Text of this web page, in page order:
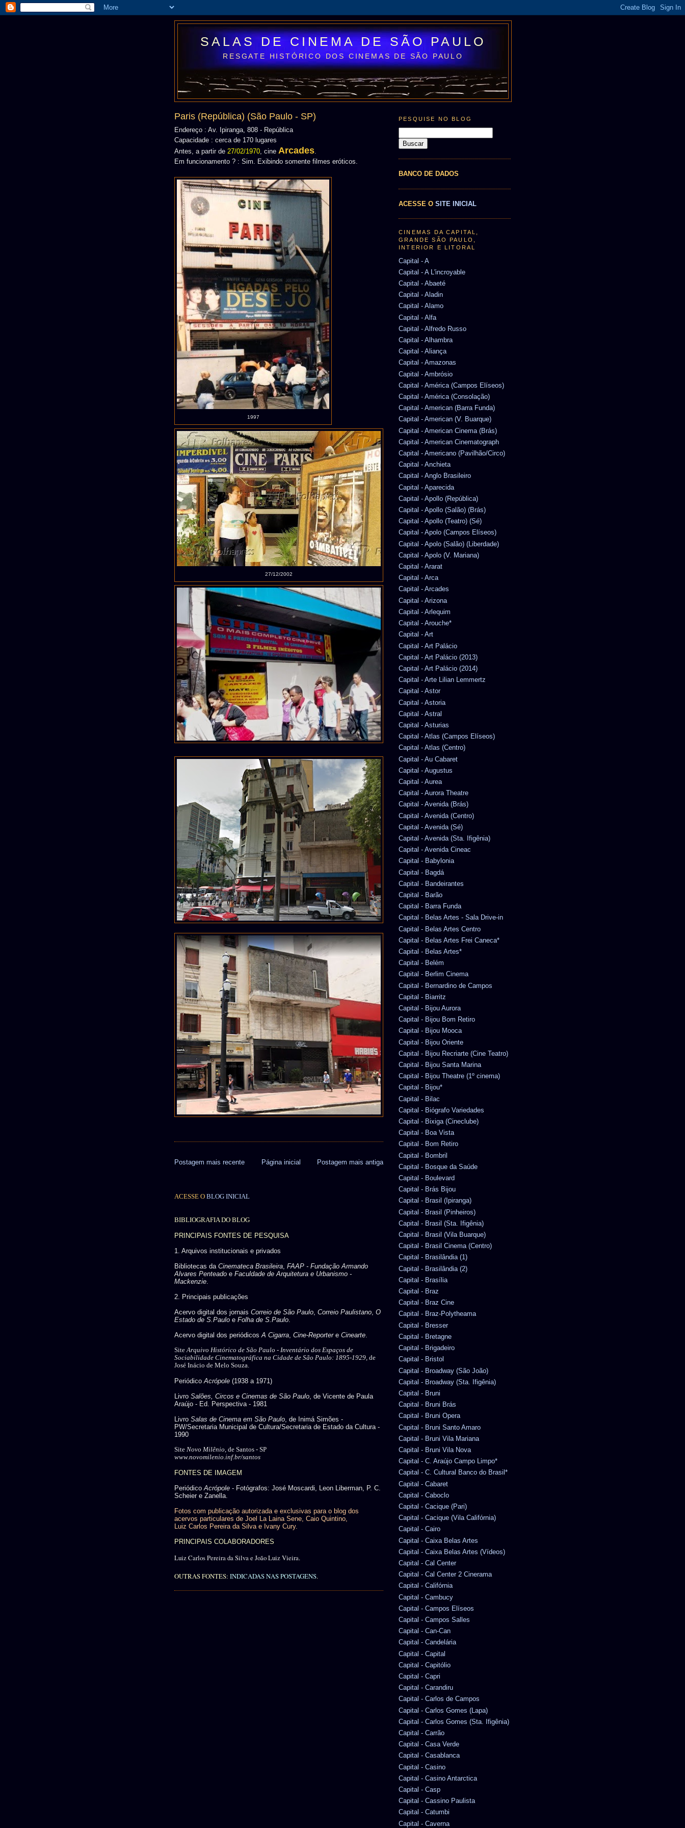
SALAS DE CINEMA DE SÃO PAULO
RESGATE HISTÓRICO DOS CINEMAS DE SÃO PAULO
Paris (República) (São Paulo - SP)
Endereço : Av. Ipiranga, 808 - República
Capacidade : cerca de 170 lugares
Antes, a partir de 27/02/1970, cine Arcades.
Em funcionamento ? : Sim. Exibindo somente filmes eróticos.
1997
27/12/2002
Postagem mais recente Postagem mais antiga
Página inicial
ACESSE O BLOG INICIAL
BIBLIOGRAFIA DO BLOG
PRINCIPAIS FONTES DE PESQUISA
1. Arquivos institucionais e privados
Bibliotecas da Cinemateca Brasileira FAAP - Fundação Armando
Alvares Penteado e Faculdade de Arquitetura e Urbanismo -
Mackenzie
2. Principais publicações
Acervo digital dos jornais Correio de São Paulo Correio Paulistano O
Estado de S.Paulo e Folha de S.Paulo
Acervo digital dos periódicos A Cigarra Cine-Reportere Cinearte
Site Arquivo Histórico de São Paulo - Inventário dos Espaços de
Sociabilidade Cinematográfica na Cidade de São Paulo: 1895-1929, de
José Inácio de Melo Souza.
Periódico Acrópole (1938 a 1971)
Livro Salões, Circos e Cinemas de São Paulo , de Vicente de Paula
Araújo - Ed. Perspectiva - 1981
Livro Salas de Cinema em São Paulo , de Inimá Simões -
PW/Secretaria Municipal de Cultura/Secretaria de Estado da Cultura -
1990
Site Novo Milênio , de Santos - SP
www.novomilenio.inf.br/santos
FONTES DE IMAGEM
Periódico Acrópole - Fotógrafos: José Moscardi, Leon Liberman, P. C.
Scheier e Zanella.
Fotos com publicação autorizada e exclusivas para o blog dos
acervos particulares de Joel La Laina Sene, Caio Quintino,
Luiz Carlos Pereira da Silva e Ivany Cury.
PRINCIPAIS COLABORADORES
Luiz Carlos Pereira da Silva e João Luiz Vieira.
OUTRAS FONTES: INDICADAS NAS POSTAGENS.
PESQUISE NO BLOG
BANCO DE DADOS
ACESSE O SITE INICIAL
CINEMAS DA CAPITAL,
GRANDE SÃO PAULO,
INTERIOR E LITORAL
Capital - A
Capital - A L'incroyable
Capital - Abaeté
Capital - Aladin
Capital - Alamo
Capital - Alfa
Capital - Alfredo Russo
Capital - Alhambra
Capital - Aliança
Capital - Amazonas
Capital - Ambrósio
Capital - América (Campos Elíseos)
Capital - América (Consolação)
Capital - American (Barra Funda)
Capital - American (V. Buarque)
Capital - American Cinema (Brás)
Capital - American Cinematograph
Capital - Americano (Pavilhão/Circo)
Capital - Anchieta
Capital - Anglo Brasileiro
Capital - Aparecida
Capital - Apollo (República)
Capital - Apollo (Salão) (Brás)
Capital - Apollo (Teatro) (Sé)
Capital - Apolo (Campos Elíseos)
Capital - Apolo (Salão) (Liberdade)
Capital - Apolo (V. Mariana)
Capital - Ararat
Capital - Arca
Capital - Arcades
Capital - Arizona
Capital - Arlequim
Capital - Arouche*
Capital - Art
Capital - Art Palácio
Capital - Art Palácio (2013)
Capital - Art Palácio (2014)
Capital - Arte Lilian Lemmertz
Capital - Astor
Capital - Astoria
Capital - Astral
Capital - Asturias
Capital - Atlas (Campos Elíseos)
Capital - Atlas (Centro)
Capital - Au Cabaret
Capital - Augustus
Capital - Aurea
Capital - Aurora Theatre
Capital - Avenida (Brás)
Capital - Avenida (Centro)
Capital - Avenida (Sé)
Capital - Avenida (Sta. Ifigênia)
Capital - Avenida Cineac
Capital - Babylonia
Capital - Bagdá
Capital - Bandeirantes
Capital - Barão
Capital - Barra Funda
Capital - Belas Artes - Sala Drive-in
Capital - Belas Artes Centro
Capital - Belas Artes Frei Caneca*
Capital - Belas Artes*
Capital - Belém
Capital - Berlim Cinema
Capital - Bernardino de Campos
Capital - Biarritz
Capital - Bijou Aurora
Capital - Bijou Bom Retiro
Capital - Bijou Mooca
Capital - Bijou Oriente
Capital - Bijou Recriarte (Cine Teatro)
Capital - Bijou Santa Marina
Capital - Bijou Theatre (1º cinema)
Capital - Bijou*
Capital - Bilac
Capital - Biógrafo Variedades
Capital - Bixiga (Cineclube)
Capital - Boa Vista
Capital - Bom Retiro
Capital - Bombril
Capital - Bosque da Saúde
Capital - Boulevard
Capital - Brás Bijou
Capital - Brasil (Ipiranga)
Capital - Brasil (Pinheiros)
Capital - Brasil (Sta. Ifigênia)
Capital - Brasil (Vila Buarque)
Capital - Brasil Cinema (Centro)
Capital - Brasilândia (1)
Capital - Brasilândia (2)
Capital - Brasília
Capital - Braz
Capital - Braz Cine
Capital - Braz-Polytheama
Capital - Bresser
Capital - Bretagne
Capital - Brigadeiro
Capital - Bristol
Capital - Broadway (São João)
Capital - Broadway (Sta. Ifigênia)
Capital - Bruni
Capital - Bruni Brás
Capital - Bruni Opera
Capital - Bruni Santo Amaro
Capital - Bruni Vila Mariana
Capital - Bruni Vila Nova
Capital - C. Araújo Campo Limpo*
Capital - C. Cultural Banco do Brasil*
Capital - Cabaret
Capital - Caboclo
Capital - Cacique (Pari)
Capital - Cacique (Vila Califórnia)
Capital - Cairo
Capital - Caixa Belas Artes
Capital - Caixa Belas Artes (Vídeos)
Capital - Cal Center
Capital - Cal Center 2 Cinerama
Capital - Califórnia
Capital - Cambucy
Capital - Campos Elíseos
Capital - Campos Salles
Capital - Can-Can
Capital - Candelária
Capital - Capital
Capital - Capitólio
Capital - Capri
Capital - Carandiru
Capital - Carlos de Campos
Capital - Carlos Gomes (Lapa)
Capital - Carlos Gomes (Sta. Ifigênia)
Capital - Carrão
Capital - Casa Verde
Capital - Casablanca
Capital - Casino
Capital - Casino Antarctica
Capital - Casp
Capital - Cassino Paulista
Capital - Catumbi
Capital - Caverna